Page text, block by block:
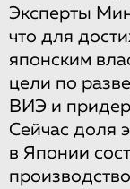
Эксперты
что для
японским
цели по
ВИЭ и
Сейчас доля
в Японии